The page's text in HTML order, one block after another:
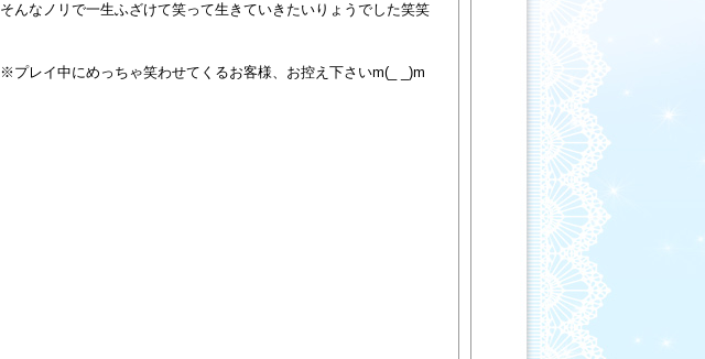
そんなノリで一生ふざけて笑って生きていきたいりょうでした笑笑
※プレイ中にめっちゃ笑わせてくるお客様、お控え下さいm(_ _)m